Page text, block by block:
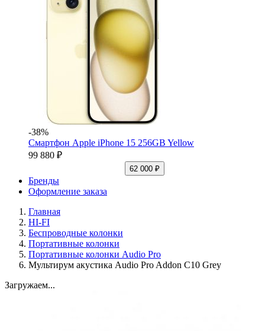
-38%
Смартфон Apple iPhone 15 256GB Yellow
99 880 ₽
62 000 ₽
Бренды
Оформление заказа
Главная
HI-FI
Беспроводные колонки
Портативные колонки
Портативные колонки Audio Pro
Мультирум акустика Audio Pro Addon C10 Grey
Загружаем...